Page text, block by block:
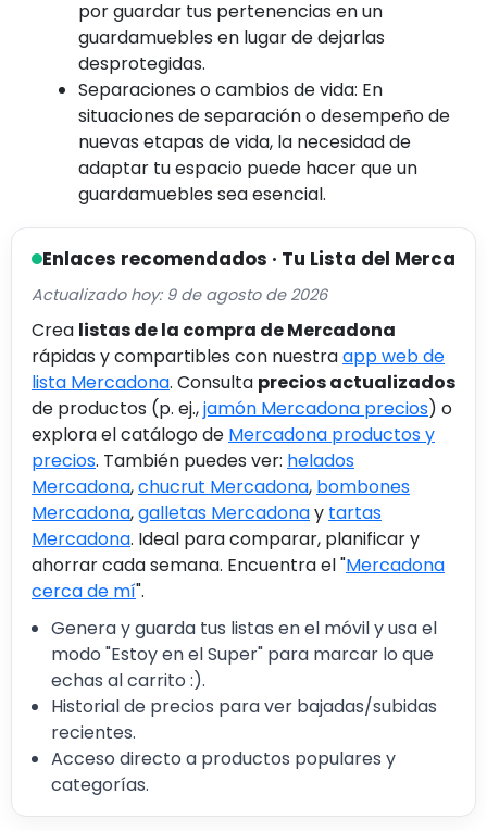
por guardar tus pertenencias en un
guardamuebles en lugar de dejarlas
desprotegidas.
Separaciones o cambios de vida: En
situaciones de separación o desempeño de
nuevas etapas de vida, la necesidad de
adaptar tu espacio puede hacer que un
guardamuebles sea esencial.
Enlaces recomendados · Tu Lista del Merca
Actualizado hoy: 9 de agosto de 2026
Crea listas de la compra de Mercadona
rápidas y compartibles con nuestraapp web de
lista Mercadona. Consulta precios actualizados
de productos (p. ej.,jamón Mercadona precios) o
explora el catálogo de Mercadona productos y
precios. También puedes ver: helados
Mercadona,chucrut Mercadona, bombones
Mercadona,galletas Mercadonay tartas
Mercadona. Ideal para comparar, planificar y
ahorrar cada semana. Encuentra el "Mercadona
cerca de mí".
Genera y guarda tus listas en el móvil y usa el
modo "Estoy en el Super" para marcar lo que
echas al carrito :).
Historial de precios para ver bajadas/subidas
recientes.
Acceso directo a productos populares y
categorías.